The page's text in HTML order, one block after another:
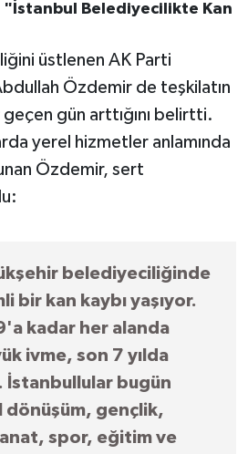
Belediyecilikte Kan
üstlenen AK Parti
Özdemir de teşkilatın
geçen gün arttığını belirtti.
yerel hizmetler anlamında
Özdemir, sert
belediyeciliğinde
bir kan kaybı yaşıyor.
kadar her alanda
ivme, son 7 yılda
İstanbullular bugün
dönüşüm, gençlik,
spor, eğitim ve